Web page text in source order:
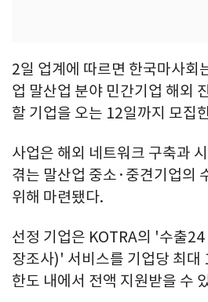
2일 업계에 따르면 한국마사회
업 말산업 분야 민간기업 해외
할 기업을 오는 12일까지 모집
사업은 해외 네트워크 구축과
겪는 말산업 중소·중견기업의
위해 마련됐다.
선정 기업은 KOTRA의 '수출24
장조사)' 서비스를 기업당 최대
한도 내에서 전액 지원받을 수